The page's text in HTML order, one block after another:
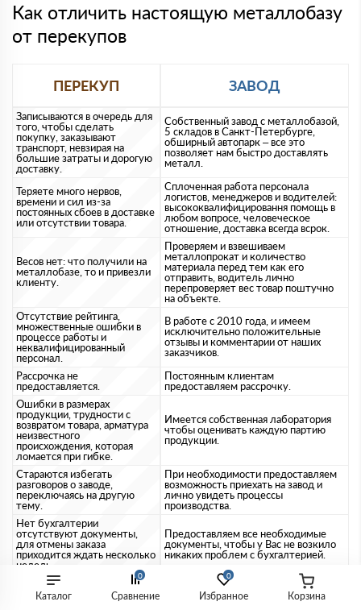
Каталог
0
Избранное
0
Сравнение Корзина
Как отличить настоящую металлобазу
от перекупов
ПЕРЕКУП ЗАВОД
Записываются в очередь для
того, чтобы сделать
покупку, заказывают
транспорт, невзирая на
большие затраты и дорогую
доставку.
Собственный завод с металлобазой,
5 складов в Санкт-Петербурге,
обширный автопарк – все это
позволяет нам быстро доставлять
металл.
Теряете много нервов,
времени и сил из-за
постоянных сбоев в доставке
или отсутствии товара.
Сплоченная работа персонала
логистов, менеджеров и водителей:
высококвалифицировання помощь в
любом вопросе, человеческое
отношение, доставка всегда всрок.
Весов нет: что получили на
металлобазе, то и привезли
клиенту.
Проверяем и взвешиваем
металлопрокат и количество
материала перед тем как его
отправить, водитель лично
перепроверяет вес товар поштучно
на объекте.
Отсутствие рейтинга,
множественные ошибки в
процессе работы и
неквалифицированный
персонал.
В работе с 2010 года, и имеем
исключительно положительные
отзывы и комментарии от наших
заказчиков.
Рассрочка не
предоставляется.
Постоянным клиентам
предоставляем рассрочку.
Ошибки в размерах
продукции, трудности с
возвратом товара, арматура
неизвестного
происхождения, которая
ломается при гибке.
Имеется собственная лаборатория
чтобы оценивать каждую партию
продукции.
Стараются избегать
разговоров о заводе,
переключаясь на другую
тему.
При необходимости предоставляем
возможность приехать на завод и
лично увидеть процессы
производства.
Нет бухгалтерии
отсутствуют документы,
для отмены заказа
приходится ждать несколько
недель.
Предоставляем все необходимые
документы, чтобы у Вас не возкило
никаких проблем с бухгалтерией.
Ответы на популярные вопросы